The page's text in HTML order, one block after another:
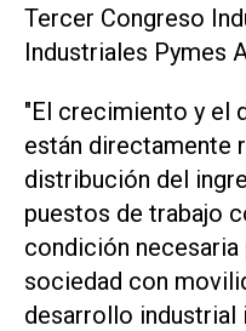
Tercer Congreso
Industriales Pymes
"El crecimiento y el
están directamente
distribución del
puestos de trabajo
condición necesaria
sociedad con
desarrollo industrial